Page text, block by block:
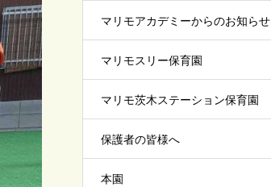
マリモアカデミーからのお知らせ
マリモスリー保育園
マリモ茨木ステーション保育園
保護者の皆様へ
本園